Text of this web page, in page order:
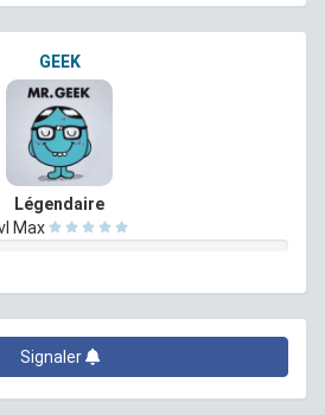
GEEK
Légendaire
Max
Signaler